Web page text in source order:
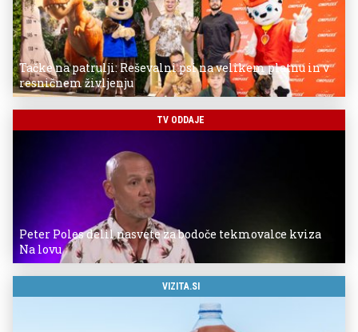
Tačke na patrulji: Reševalni psi na velikem platnu in v
resničnem življenju
TV ODDAJE
Peter Poles delil nasvete za bodoče tekmovalce kviza
Na lovu
VIZITA.SI